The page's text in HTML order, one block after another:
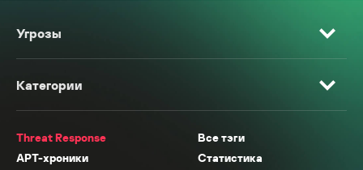
Угрозы
Категории
Threat Response
Все тэги
APT-хроники
Статистика